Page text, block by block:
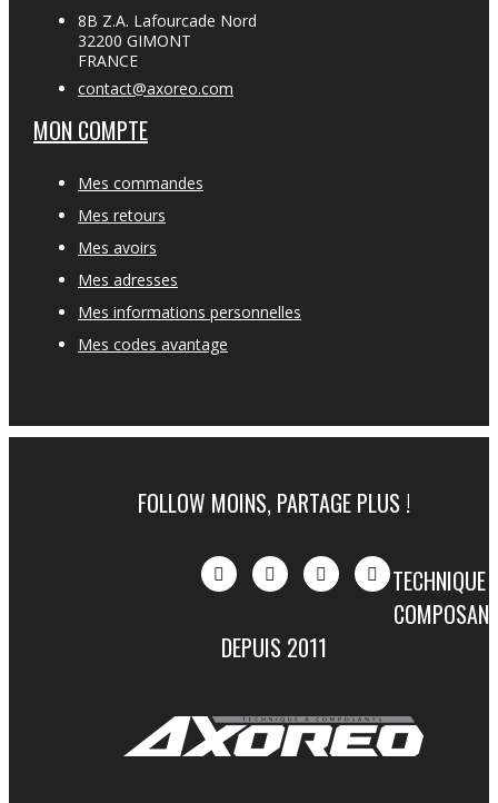
8B Z.A. Lafourcade Nord
32200 GIMONT
FRANCE
contact@axoreo.com
MON COMPTE
Mes commandes
Mes retours
Mes avoirs
Mes adresses
Mes informations personnelles
Mes codes avantage
FOLLOW MOINS, PARTAGE PLUS !
TECHNIQUE
DEPUIS 2011